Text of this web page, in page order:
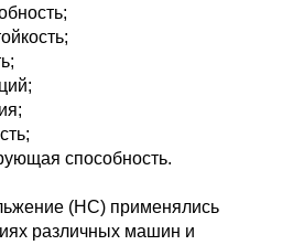
способность.
(НС) применялись
различных машин и